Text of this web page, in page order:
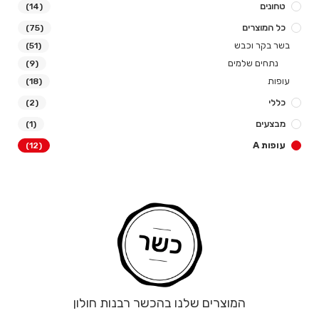
טחונים (14)
כל המוצרים (75)
בשר בקר וכבש (51)
נתחים שלמים (9)
עופות (18)
כללי (2)
מבצעים (1)
עופות A (12)
המוצרים שלנו בהכשר רבנות חולון